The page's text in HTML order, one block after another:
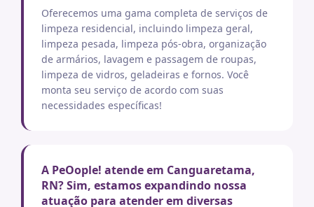
Oferecemos uma gama completa de serviços de
limpeza residencial, incluindo limpeza geral,
limpeza pesada, limpeza pós-obra, organização
de armários, lavagem e passagem de roupas,
limpeza de vidros, geladeiras e fornos. Você
monta seu serviço de acordo com suas
necessidades específicas!
A PeOople! atende em Canguaretama,
RN? Sim, estamos expandindo nossa
atuação para atender em diversas